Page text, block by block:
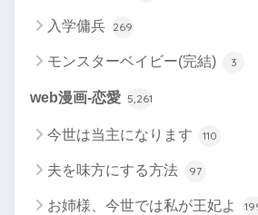
入学傭兵 269
モンスターベイビー(完結) 3
web漫画-恋愛 5,261
今世は当主になります 110
夫を味方にする方法 97
お姉様、今世では私が王妃よ